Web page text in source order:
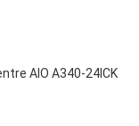
AIO A340-24ICK